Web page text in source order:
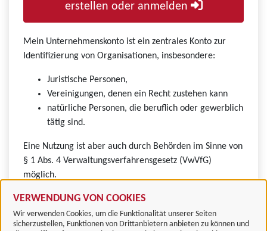
VERWENDUNG VON COOKIES
Wir verwenden Cookies, um die Funktionalität unserer Seiten
sicherzustellen, Funktionen von Drittanbietern anbieten zu können und
erstellen oder anmelden
Mein Unternehmenskonto ist ein zentrales Konto zur
Identifizierung von Organisationen, insbesondere:
Juristische Personen,
Vereinigungen, denen ein Recht zustehen kann
natürliche Personen, die beruflich oder gewerblich
tätig sind.
Eine Nutzung ist aber auch durch Behörden im Sinne von
§ 1 Abs. 4 Verwaltungsverfahrensgesetz (VwVfG)
möglich.